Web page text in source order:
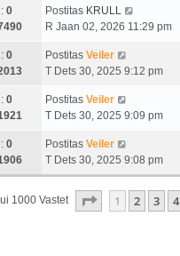
0
Postitas KRULL
R Jaan 02, 2026 11:29 pm
0
Postitas Veiler
T Dets 30, 2025 9:12 pm
0
Postitas Veiler
T Dets 30, 2025 9:09 pm
0
Postitas Veiler
T Dets 30, 2025 9:08 pm
1000 Vastet . Leht20 -st
1 2 3 4